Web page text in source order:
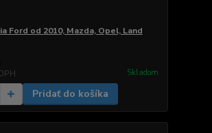
Ford od 2010, Mazda, Opel, Land
Skladom
Pridať do košíka